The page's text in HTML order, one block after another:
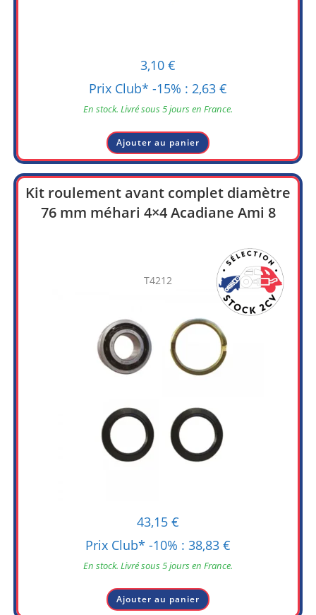
3,10 €
Prix Club* -15% : 2,63 €
En stock. Livré sous 5 jours en France.
Ajouter au panier
Kit roulement avant complet diamètre
76 mm méhari 4×4 Acadiane Ami 8
T4212
43,15 €
Prix Club* -10% : 38,83 €
En stock. Livré sous 5 jours en France.
Ajouter au panier